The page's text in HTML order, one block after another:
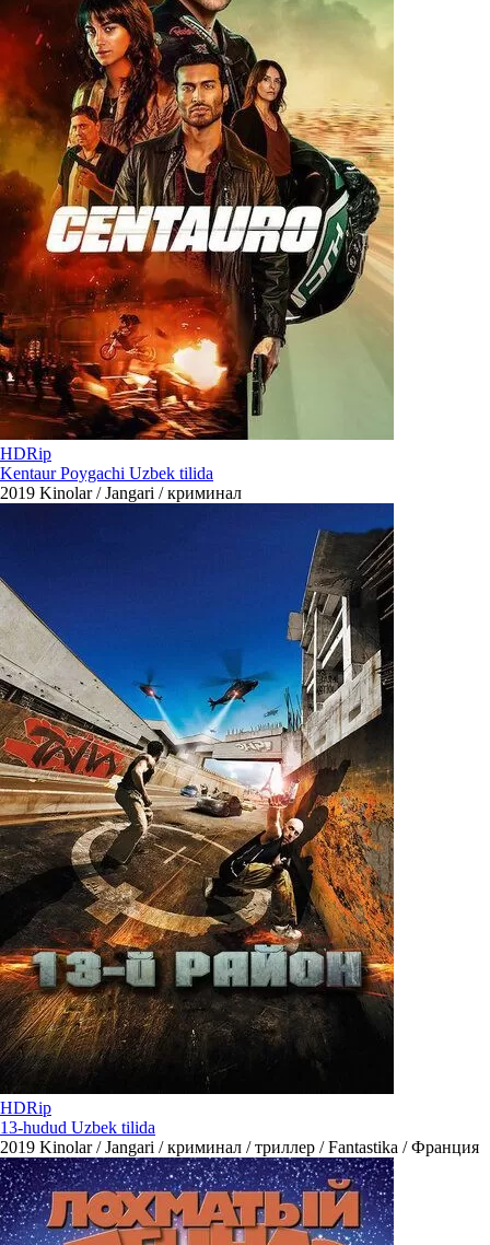
HDRip
Kentaur Poygachi Uzbek tilida
2019 Kinolar / Jangari / криминал
HDRip
13-hudud Uzbek tilida
2019 Kinolar / Jangari / криминал / триллер / Fantastika / Франция